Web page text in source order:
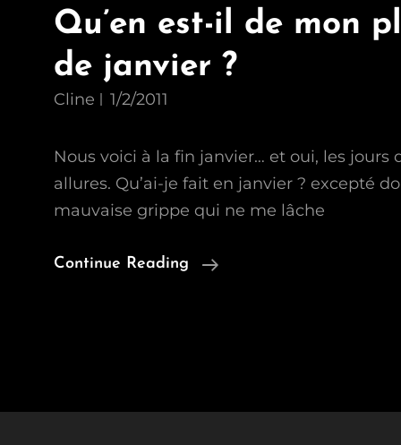
Qu’en est-il de mon
de janvier ?
Cline 1/2/2011
Nous voici à la fin janvier… et oui, les jours
allures. Qu’ai-je fait en janvier ? excepté
mauvaise grippe qui ne me lâche
Continue Reading
Qu’en